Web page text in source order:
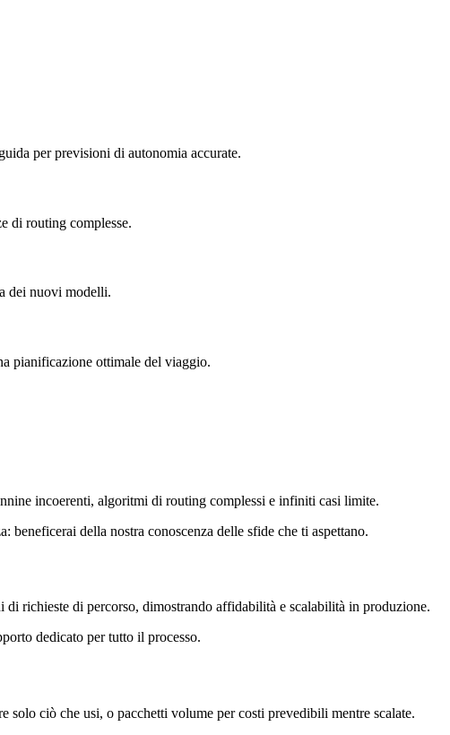
per previsioni di autonomia accurate.
di routing complesse.
dei nuovi modelli.
pianificazione ottimale del viaggio.
incoerenti, algoritmi di routing complessi e infiniti casi limite.
della nostra conoscenza delle sfide che ti aspettano.
richieste di percorso, dimostrando affidabilità e scalabilità in produzione.
dedicato per tutto il processo.
ciò che usi, o pacchetti volume per costi prevedibili mentre scalate.